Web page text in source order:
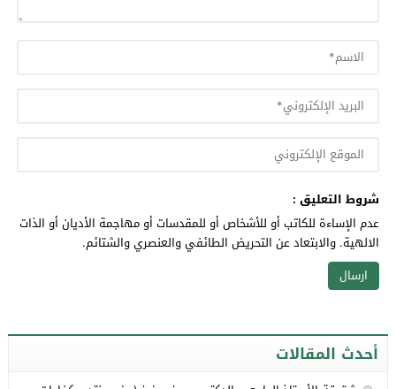
شروط التعليق :
عدم الإساءة للكاتب أو للأشخاص أو للمقدسات أو مهاجمة الأديان أو الذات
الالهية. والابتعاد عن التحريض الطائفي والعنصري والشتائم.
أحدث المقالات